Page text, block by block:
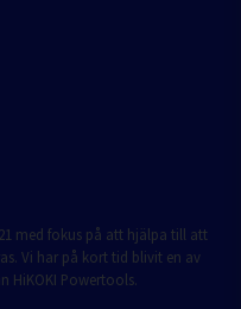
med fokus på att hjälpa till att
Vi har på kort tid blivit en av
HiKOKI Powertools.